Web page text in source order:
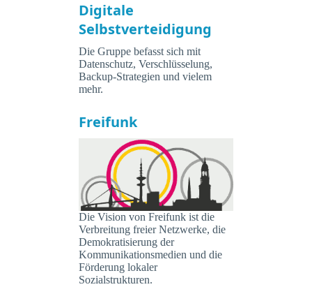
Digitale
Selbstverteidigung
Die Gruppe befasst sich mit
Datenschutz, Verschlüsselung,
Backup-Strategien und vielem
mehr.
Freifunk
Die Vision von Freifunk ist die
Verbreitung freier Netzwerke, die
Demokratisierung der
Kommunikationsmedien und die
Förderung lokaler
Sozialstrukturen.